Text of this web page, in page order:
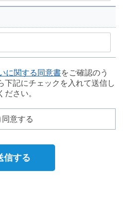
に関する同意書をご確認のう
下記にチェックを入れて送信し
ださい。
同意する